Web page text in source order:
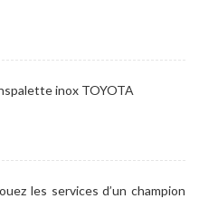
inox TOYOTA
les services d’un champion